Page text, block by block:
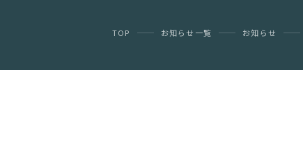
TOP お知らせ一覧 お知らせ